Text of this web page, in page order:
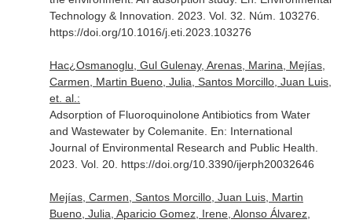
Technology & Innovation . 2023. Vol. 32. Núm. 103276.
https://doi.org/10.1016/j.eti.2023.103276
Hac¿Osmanoglu, Gul Gulenay, Arenas, Marina, Mejías,
Carmen, Martin Bueno, Julia, Santos Morcillo, Juan Luis,
et. al.:
Adsorption of Fluoroquinolone Antibiotics from Water
and Wastewater by Colemanite. En: International
Journal of Environmental Research and Public Health
2023. Vol. 20. https://doi.org/10.3390/ijerph20032646
Mejías, Carmen, Santos Morcillo, Juan Luis, Martin
Bueno, Julia, Aparicio Gomez, Irene, Alonso Álvarez,